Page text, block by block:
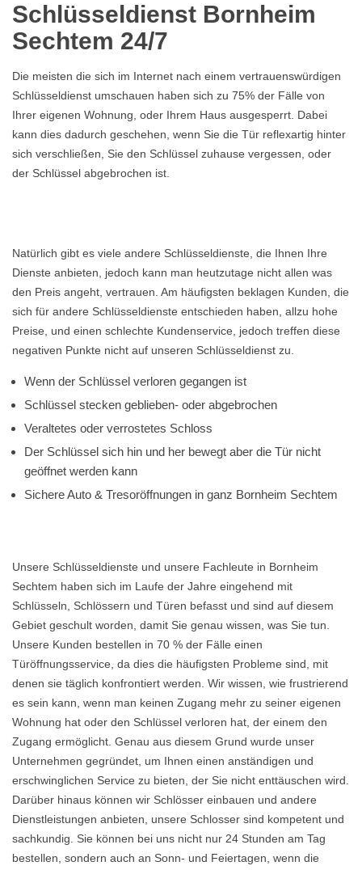
Schlüsseldienst Bornheim
Sechtem 24/7
Die meisten die sich im Internet nach einem vertrauenswürdigen
Schlüsseldienst umschauen haben sich zu 75% der Fälle von
Ihrer eigenen Wohnung, oder Ihrem Haus ausgesperrt. Dabei
kann dies dadurch geschehen, wenn Sie die Tür reflexartig hinter
sich verschließen, Sie den Schlüssel zuhause vergessen, oder
der Schlüssel abgebrochen ist.
Natürlich gibt es viele andere Schlüsseldienste, die Ihnen Ihre
Dienste anbieten, jedoch kann man heutzutage nicht allen was
den Preis angeht, vertrauen. Am häufigsten beklagen Kunden, die
sich für andere Schlüsseldienste entschieden haben, allzu hohe
Preise, und einen schlechte Kundenservice, jedoch treffen diese
negativen Punkte nicht auf unseren Schlüsseldienst zu.
Wenn der Schlüssel verloren gegangen ist
Schlüssel stecken geblieben- oder abgebrochen
Veraltetes oder verrostetes Schloss
Der Schlüssel sich hin und her bewegt aber die Tür nicht
geöffnet werden kann
Sichere Auto & Tresoröffnungen in ganz Bornheim Sechtem
Unsere Schlüsseldienste und unsere Fachleute in Bornheim
Sechtem haben sich im Laufe der Jahre eingehend mit
Schlüsseln, Schlössern und Türen befasst und sind auf diesem
Gebiet geschult worden, damit Sie genau wissen, was Sie tun.
Unsere Kunden bestellen in 70 % der Fälle einen
Türöffnungsservice, da dies die häufigsten Probleme sind, mit
denen sie täglich konfrontiert werden. Wir wissen, wie frustrierend
es sein kann, wenn man keinen Zugang mehr zu seiner eigenen
Wohnung hat oder den Schlüssel verloren hat, der einem den
Zugang ermöglicht. Genau aus diesem Grund wurde unser
Unternehmen gegründet, um Ihnen einen anständigen und
erschwinglichen Service zu bieten, der Sie nicht enttäuschen wird.
Darüber hinaus können wir Schlösser einbauen und andere
Dienstleistungen anbieten, unsere Schlosser sind kompetent und
sachkundig. Sie können bei uns nicht nur 24 Stunden am Tag
bestellen, sondern auch an Sonn- und Feiertagen, wenn die